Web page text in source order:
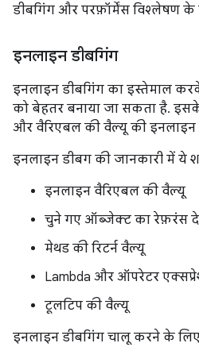
डीबगिंग और परफ़ॉर्मेंस विश्लेषण के
इनलाइन डीबगिंग
इनलाइन डीबगिंग का इस्तेमाल
को बेहतर बनाया जा सकता है.
और वैरिएबल की वैल्यू की इनलाइन
इनलाइन डीबग की जानकारी में ये
इनलाइन वैरिएबल की वैल्यू
चुने गए ऑब्जेक्ट का रेफ़रंस
मेथड की रिटर्न वैल्यू
Lambda और ऑपरेटर
टूलटिप की वैल्यू
इनलाइन डीबगिंग चालू करने के